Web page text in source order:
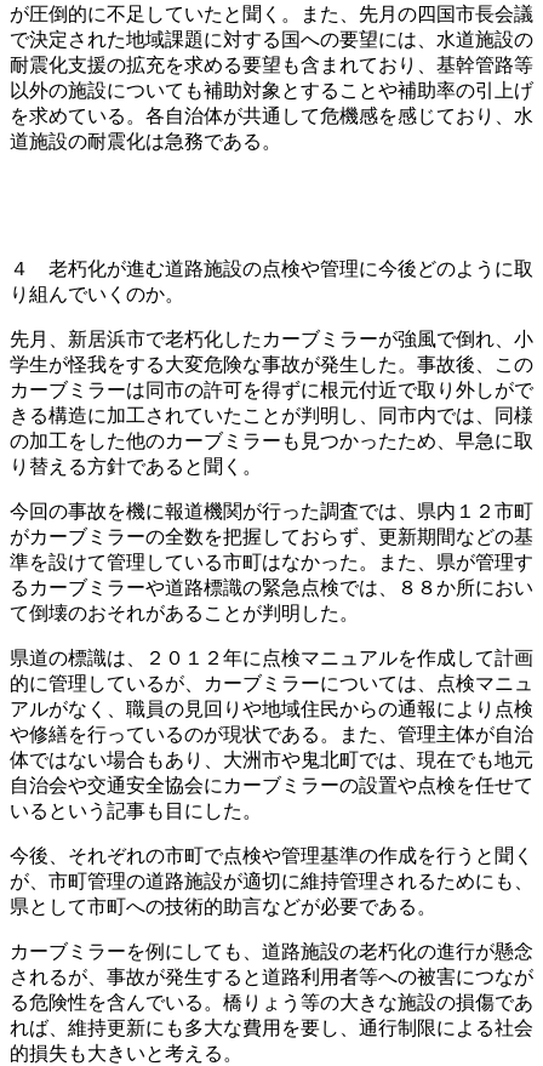
が圧倒的に不足していたと聞く。また、先月の四国市長会議
で決定された地域課題に対する国への要望には、水道施設の
耐震化支援の拡充を求める要望も含まれており、基幹管路等
以外の施設についても補助対象とすることや補助率の引上げ
を求めている。各自治体が共通して危機感を感じており、水
道施設の耐震化は急務である。
４ 老朽化が進む道路施設の点検や管理に今後どのように取
り組んでいくのか。
先月、新居浜市で老朽化したカーブミラーが強風で倒れ、小
学生が怪我をする大変危険な事故が発生した。事故後、この
カーブミラーは同市の許可を得ずに根元付近で取り外しがで
きる構造に加工されていたことが判明し、同市内では、同様
の加工をした他のカーブミラーも見つかったため、早急に取
り替える方針であると聞く。
今回の事故を機に報道機関が行った調査では、県内１２市町
がカーブミラーの全数を把握しておらず、更新期間などの基
準を設けて管理している市町はなかった。また、県が管理す
るカーブミラーや道路標識の緊急点検では、８８か所におい
て倒壊のおそれがあることが判明した。
県道の標識は、２０１２年に点検マニュアルを作成して計画
的に管理しているが、カーブミラーについては、点検マニュ
アルがなく、職員の見回りや地域住民からの通報により点検
や修繕を行っているのが現状である。また、管理主体が自治
体ではない場合もあり、大洲市や鬼北町では、現在でも地元
自治会や交通安全協会にカーブミラーの設置や点検を任せて
いるという記事も目にした。
今後、それぞれの市町で点検や管理基準の作成を行うと聞く
が、市町管理の道路施設が適切に維持管理されるためにも、
県として市町への技術的助言などが必要である。
カーブミラーを例にしても、道路施設の老朽化の進行が懸念
されるが、事故が発生すると道路利用者等への被害につなが
る危険性を含んでいる。橋りょう等の大きな施設の損傷であ
れば、維持更新にも多大な費用を要し、通行制限による社会
的損失も大きいと考える。